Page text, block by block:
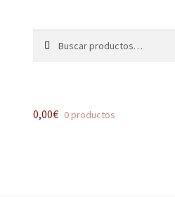
por:
0,00€ 0 productos